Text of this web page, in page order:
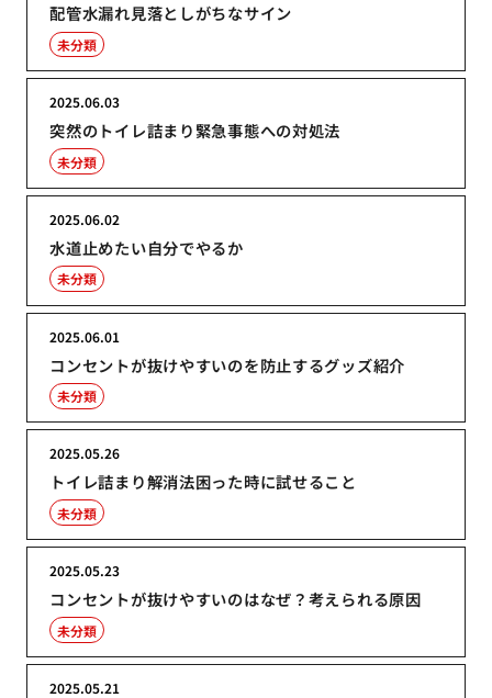
配管水漏れ見落としがちなサイン
未分類
突然のトイレ詰まり緊急事態への対処法
2025.06.03
未分類
水道止めたい自分でやるか
2025.06.02
未分類
コンセントが抜けやすいのを防止するグッズ紹介
2025.06.01
未分類
トイレ詰まり解消法困った時に試せること
2025.05.26
未分類
コンセントが抜けやすいのはなぜ？考えられる原因
2025.05.23
未分類
2025.05.21